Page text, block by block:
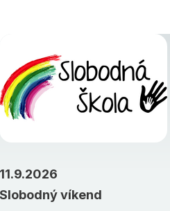
Slobodný víkend
11.9.2026